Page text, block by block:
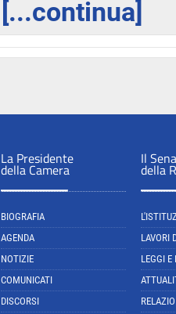
[...continua]
La Presidente
della Camera
BIOGRAFIA
AGENDA
NOTIZIE
COMUNICATI
DISCORSI
Il
della
LAVORI
LEGGI E